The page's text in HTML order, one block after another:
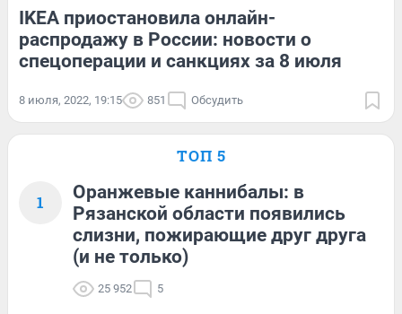
IKEA приостановила онлайн-
распродажу в России: новости о
спецоперации и санкциях за 8 июля
8 июля, 2022, 19:15 851 Обсудить
ТОП 5
1
Оранжевые каннибалы: в
Рязанской области появились
слизни, пожирающие друг друга
(и не только)
25 952 5